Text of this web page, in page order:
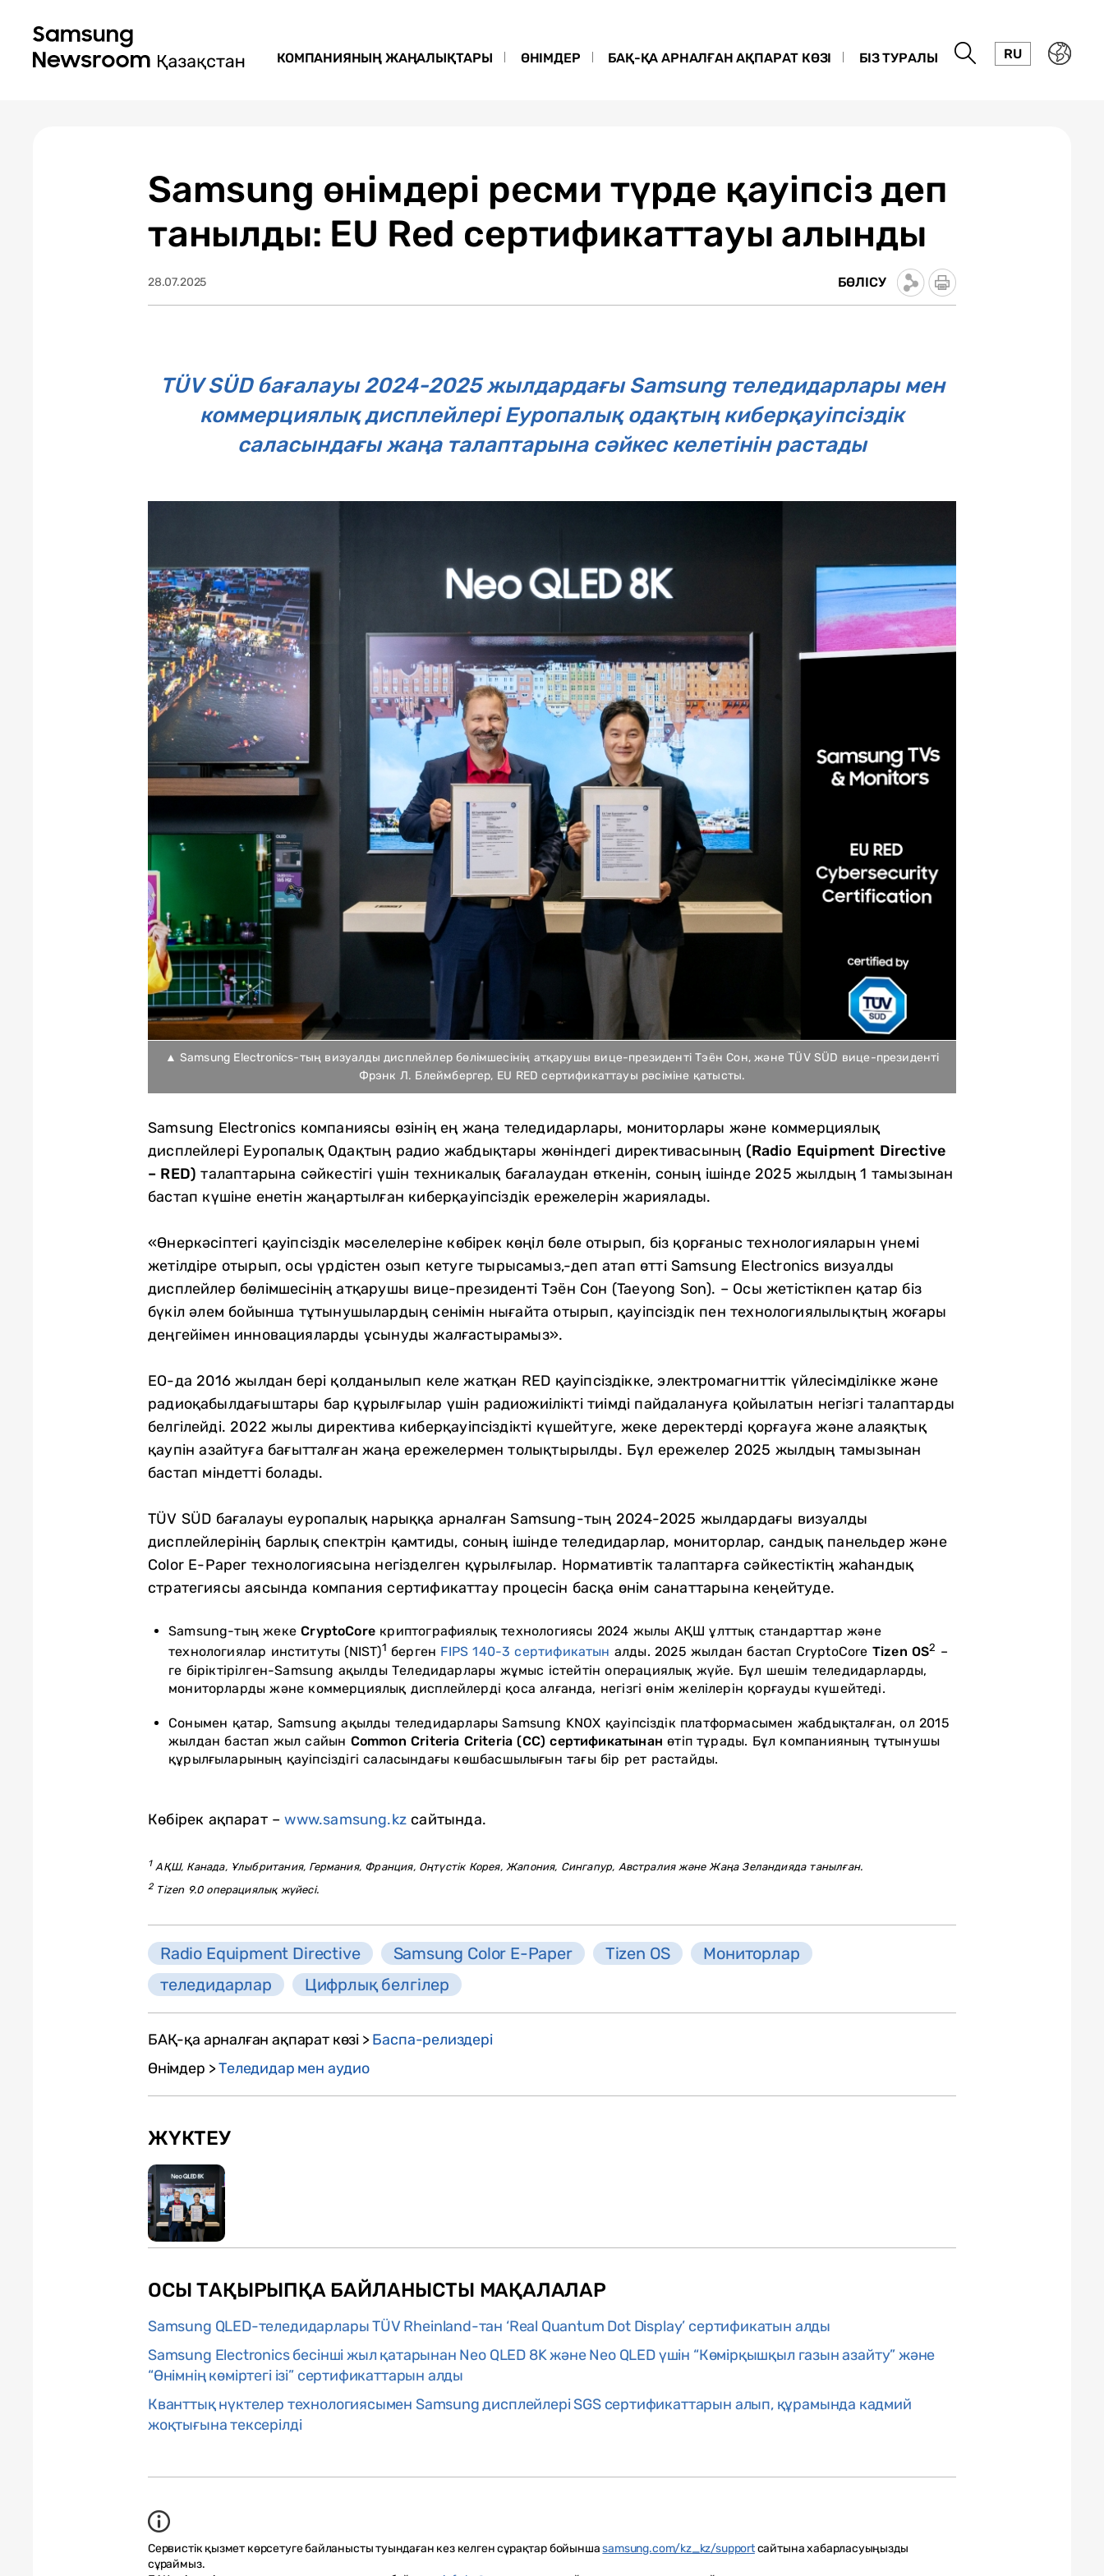
КОМПАНИЯНЫҢ ЖАҢАЛЫҚТАРЫ ӨНІМДЕР БАҚ-ҚА АРНАЛҒАН АҚПАРАТ КӨЗІ БІЗ ТУРАЛЫ RU
Samsung өнімдері ресми түрде қауіпсіз деп
танылды: EU Red сертификаттауы алынды
28.07.2025 БӨЛІСУ
TÜV SÜD бағалауы 2024-2025 жылдардағы Samsung теледидарлары мен
коммерциялық дисплейлері Еуропалық одақтың киберқауіпсіздік
саласындағы жаңа талаптарына сәйкес келетінін растады
▲ Samsung Electronics-тың визуалды дисплейлер бөлімшесінің атқарушы вице-президенті Тэён Сон, және TÜV SÜD вице-президенті
Фрэнк Л. Блеймбергер, EU RED сертификаттауы рәсіміне қатысты.
Samsung Electronics компаниясы өзінің ең жаңа теледидарлары, мониторлары және коммерциялық
дисплейлері Еуропалық Одақтың радио жабдықтары жөніндегі директивасының (Radio Equipment Directive
– RED) талаптарына сәйкестігі үшін техникалық бағалаудан өткенін, соның ішінде 2025 жылдың 1 тамызынан
бастап күшіне енетін жаңартылған киберқауіпсіздік ережелерін жариялады.
«Өнеркәсіптегі қауіпсіздік мәселелеріне көбірек көңіл бөле отырып, біз қорғаныс технологияларын үнемі
жетілдіре отырып, осы үрдістен озып кетуге тырысамыз,-деп атап өтті Samsung Electronics визуалды
дисплейлер бөлімшесінің атқарушы вице-президенті Тэён Сон (Taeyong Son). – Осы жетістікпен қатар біз
бүкіл әлем бойынша тұтынушылардың сенімін нығайта отырып, қауіпсіздік пен технологиялылықтың жоғары
деңгейімен инновацияларды ұсынуды жалғастырамыз».
ЕО-да 2016 жылдан бері қолданылып келе жатқан RED қауіпсіздікке, электромагниттік үйлесімділікке және
радиоқабылдағыштары бар құрылғылар үшін радиожиілікті тиімді пайдалануға қойылатын негізгі талаптарды
белгілейді. 2022 жылы директива киберқауіпсіздікті күшейтуге, жеке деректерді қорғауға және алаяқтық
қаупін азайтуға бағытталған жаңа ережелермен толықтырылды. Бұл ережелер 2025 жылдың тамызынан
бастап міндетті болады.
TÜV SÜD бағалауы еуропалық нарыққа арналған Samsung-тың 2024-2025 жылдардағы визуалды
дисплейлерінің барлық спектрін қамтиды, соның ішінде теледидарлар, мониторлар, сандық панельдер және
Color E-Paper технологиясына негізделген құрылғылар. Нормативтік талаптарға сәйкестіктің жаһандық
стратегиясы аясында компания сертификаттау процесін басқа өнім санаттарына кеңейтуде.
Samsung-тың жекеCryptoCore криптографиялық технологиясы 2024 жылы АҚШ ұлттық стандарттар және
технологиялар институты (NIST)1 берген FIPS 140-3 сертификатын алды. 2025 жылдан бастап CryptoCore Tizen OS2 –
ге біріктірілген-Samsung ақылды Теледидарлары жұмыс істейтін операциялық жүйе. Бұл шешім теледидарларды,
мониторларды және коммерциялық дисплейлерді қоса алғанда, негізгі өнім желілерін қорғауды күшейтеді.
Сонымен қатар, Samsung ақылды теледидарлары Samsung KNOX қауіпсіздік платформасымен жабдықталған, ол 2015
жылдан бастап жыл сайын Common Criteria Criteria (CC) сертификатынан өтіп тұрады. Бұл компанияның тұтынушы
құрылғыларының қауіпсіздігі саласындағы көшбасшылығын тағы бір рет растайды.
Көбірек ақпарат –www.samsung.kz сайтында.
1 АҚШ, Канада, Ұлыбритания, Германия, Франция, Оңтүстік Корея, Жапония, Сингапур, Австралия және Жаңа Зеландияда танылған.
2 Tizen 9.0 операциялық жүйесі.
Radio Equipment Directive Samsung Color E-Paper Tizen OS
Мониторлар
теледидарлар
Цифрлық белгілер
БАҚ-қа арналған ақпарат көзі >Баспа-релиздері
Өнімдер >Теледидар мен аудио
ЖҮКТЕУ
ОСЫ ТАҚЫРЫПҚА БАЙЛАНЫСТЫ МАҚАЛАЛАР
Samsung QLED-теледидарлары TÜV Rheinland-тан ‘Real Quantum Dot Display’ сертификатын алды
Samsung Electronics бесінші жыл қатарынан Neo QLED 8K және Neo QLED үшін “Көмірқышқыл газын азайту” және
“Өнімнің көміртегі ізі” сертификаттарын алды
Кванттық нүктелер технологиясымен Samsung дисплейлері SGS сертификаттарын алып, құрамында кадмий
жоқтығына тексерілді
Сервистік қызмет көрсетуге байланысты туындаған кез келген сұрақтар бойыншаsamsung.com/kz_kz/supportсайтына хабарласуыңызды
сұраймыз.